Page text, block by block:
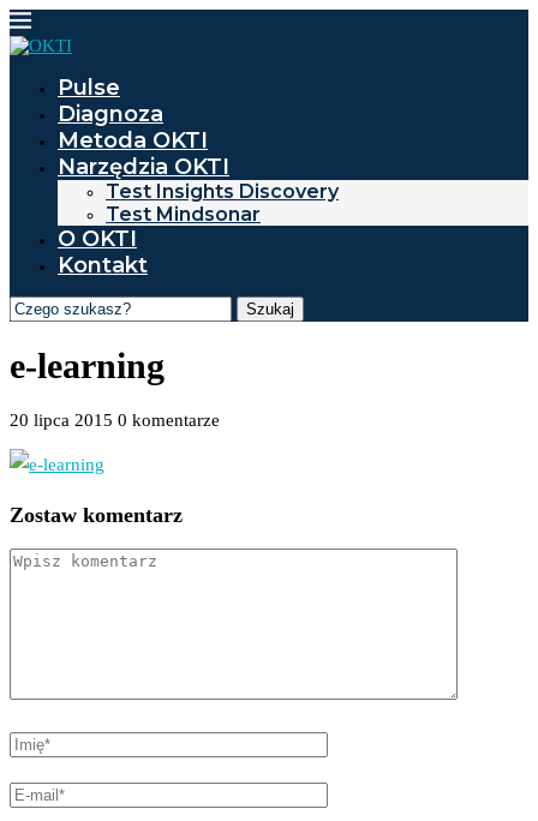
Pulse
Diagnoza
Metoda OKTI
Narzędzia OKTI
Test Insights Discovery
Test Mindsonar
O OKTI
Kontakt
Szukaj
e-learning
20 lipca 2015 0 komentarze
Zostaw komentarz